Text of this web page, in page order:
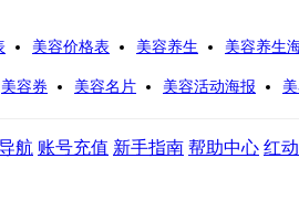
美容价格表 美容养生 美容养生
美容券 美容名片 美容活动海报
航 账号充值 新手指南 帮助中心 红